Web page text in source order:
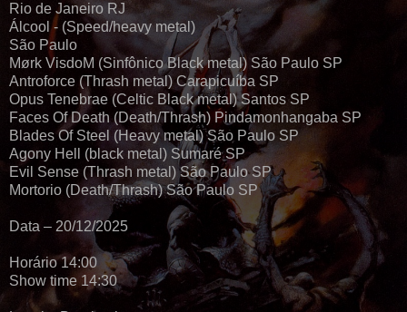
Rio de Janeiro RJ
Álcool - (Speed/heavy metal)
São Paulo
Mørk VisdoM (Sinfônico Black metal) São Paulo SP
Antroforce (Thrash metal) Carapicuíba SP
Opus Tenebrae (Celtic Black metal) Santos SP
Faces Of Death (Death/Thrash) Pindamonhangaba SP
Blades Of Steel (Heavy metal) São Paulo SP
Agony Hell (black metal) Sumaré SP
Evil Sense (Thrash metal) São Paulo SP
Mortorio (Death/Thrash) São Paulo SP
Data – 20/12/2025
Horário 14:00
Show time 14:30